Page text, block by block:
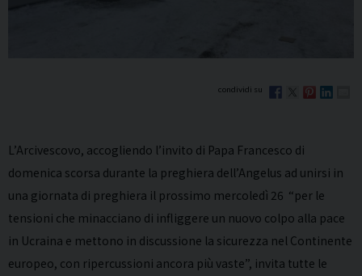
L’Arcivescovo, accogliendo l’invito di Papa Francesco di
domenica scorsa durante la preghiera dell’Angelus ad unirsi in
una giornata di preghiera il prossimo mercoledì 26 “per le
tensioni che minacciano di infliggere un nuovo colpo alla pace
in Ucraina e mettono in discussione la sicurezza nel Continente
europeo, con ripercussioni ancora più vaste”, invita tutte le